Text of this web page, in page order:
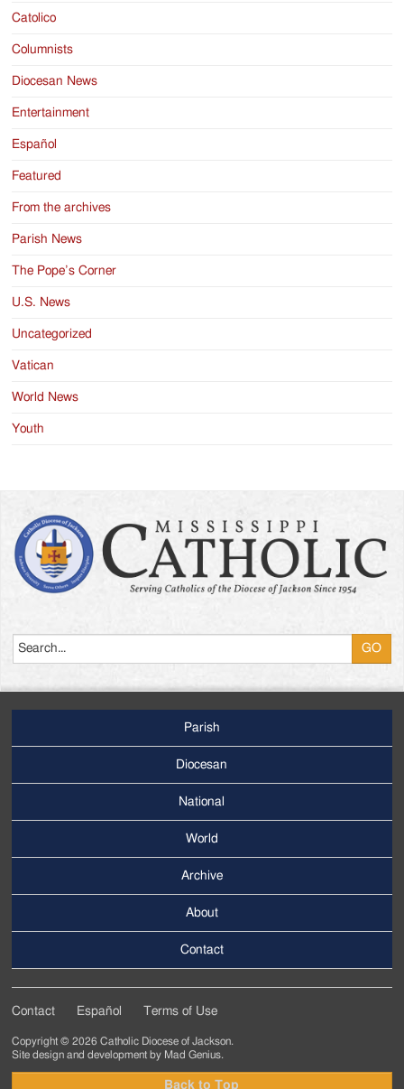
Catolico
Columnists
Diocesan News
Entertainment
Español
Featured
From the archives
Parish News
The Pope’s Corner
U.S. News
Uncategorized
Vatican
World News
Youth
Menu
Parish
Diocesan
National
World
Menu
Archive
About
Contact
Tertiary
Menu
Contact Español Terms of Use
Copyright © 2026 Catholic Diocese of Jackson.
Site design and development by Mad Genius.
Back to Top